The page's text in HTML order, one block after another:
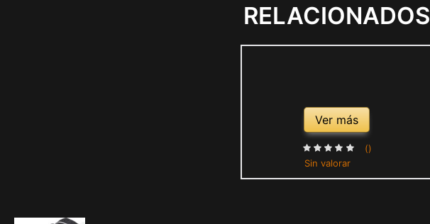
RELACIONADOS
Ver más
Sin valorar
()